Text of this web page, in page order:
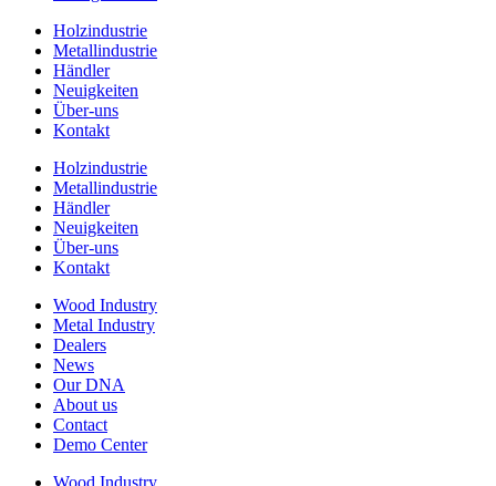
Holzindustrie
Metallindustrie
Händler
Neuigkeiten
Über-uns
Kontakt
Holzindustrie
Metallindustrie
Händler
Neuigkeiten
Über-uns
Kontakt
Wood Industry
Metal Industry
Dealers
News
Our DNA
About us
Contact
Demo Center
Wood Industry